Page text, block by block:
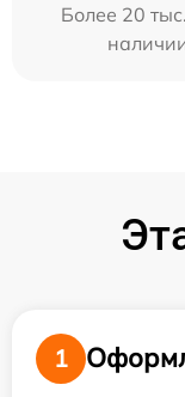
Более 20
1